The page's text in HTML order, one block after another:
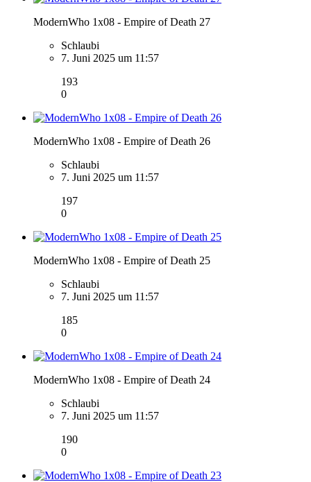
ModernWho 1x08 - Empire of Death 27
Schlaubi
7. Juni 2025 um 11:57
193
0
ModernWho 1x08 - Empire of Death 26
Schlaubi
7. Juni 2025 um 11:57
197
0
ModernWho 1x08 - Empire of Death 25
Schlaubi
7. Juni 2025 um 11:57
185
0
ModernWho 1x08 - Empire of Death 24
Schlaubi
7. Juni 2025 um 11:57
190
0